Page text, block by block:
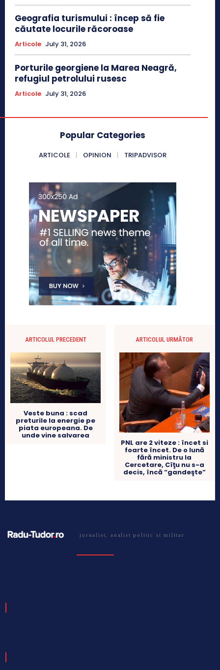
Geografia turismului : încep să fie
căutate locurile răcoroase
Articole July 31, 2026
Porturile georgiene la Marea Neagră,
refugiul petrolului rusesc
Articole July 31, 2026
Popular Categories
ARTICOLE OPINION TRIPADVISOR
ARTICOLUL PRECEDENT
Veste buna : scad
preturile la energie pe
piata europeana. De
unde vine salvarea
ARTICOLUL URMĂTOR
PNL are 2 viteze : încet si
foarte încet. De o lună
fără ministru la
Cercetare, Cîţu nu s-a
decis, încă “gandeşte”
jurnalist, analist politic si militar